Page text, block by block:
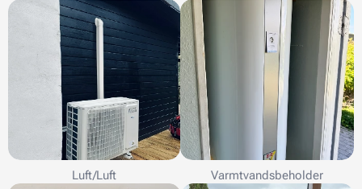
Luft/Luft Varmtvandsbeholder